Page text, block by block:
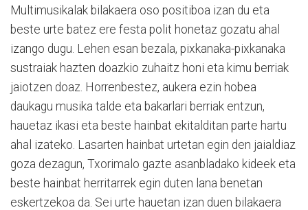
Multimusikalak bilakaera oso positiboa izan du eta
beste urte batez ere festa polit honetaz gozatu ahal
izango dugu. Lehen esan bezala, pixkanaka-pixkanaka
sustraiak hazten doazkio zuhaitz honi eta kimu berriak
jaiotzen doaz. Horrenbestez, aukera ezin hobea
daukagu musika talde eta bakarlari berriak entzun,
hauetaz ikasi eta beste hainbat ekitalditan parte hartu
ahal izateko. Lasarten hainbat urtetan egin den jaialdiaz
goza dezagun, Txorimalo gazte asanbladako kideek eta
beste hainbat herritarrek egin duten lana benetan
eskertzekoa da. Sei urte hauetan izan duen bilakaera